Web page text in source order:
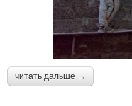
читать дальше →